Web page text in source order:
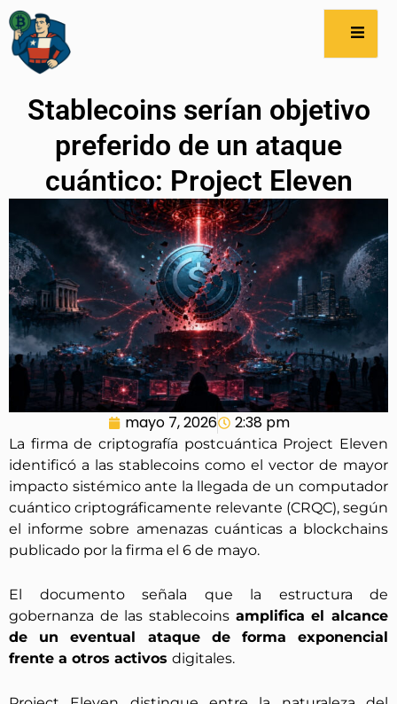
Stablecoins serían objetivo
preferido de un ataque
cuántico: Project Eleven
mayo 7, 2026 2:38 pm
La firma de criptografía postcuántica Project Eleven
identificó a las stablecoins como el vector de mayor
impacto sistémico ante la llegada de un computador
cuántico criptográficamente relevante (CRQC), según
el informe sobre amenazas cuánticas a blockchains
publicado por la firma el 6 de mayo.
El documento señala que la estructura de
gobernanza de las stablecoins amplifica el alcance
de un eventual ataque de forma exponencial
frente a otros activos digitales.